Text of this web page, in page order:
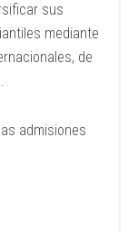
sus
mediante
de
admisiones